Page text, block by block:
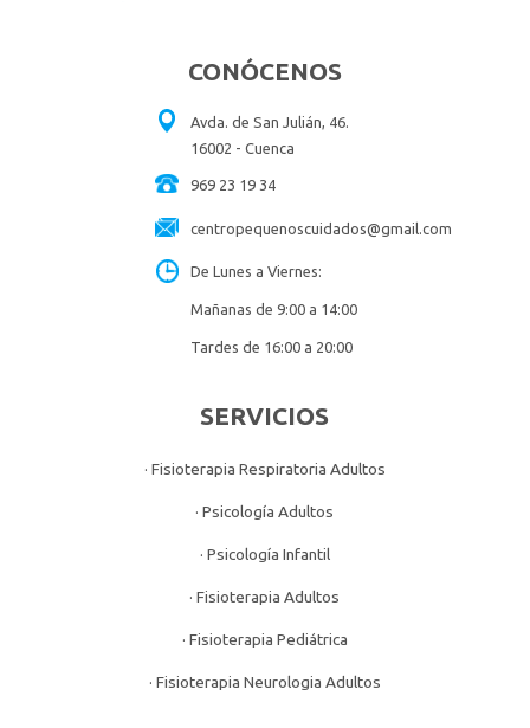
CONÓCENOS
Avda. de San Julián, 46.
16002 - Cuenca
969 23 19 34
centropequenoscuidados@gmail.com
De Lunes a Viernes:
Mañanas de 9:00 a 14:00
Tardes de 16:00 a 20:00
SERVICIOS
· Fisioterapia Respiratoria Adultos
· Psicología Adultos
· Psicología Infantil
· Fisioterapia Adultos
· Fisioterapia Pediátrica
· Fisioterapia Neurologia Adultos